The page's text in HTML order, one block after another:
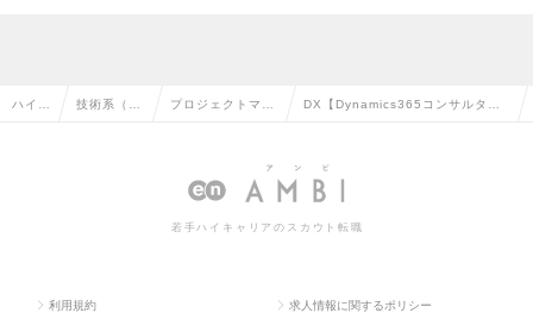
ハイク 技術系（I プロジェクトマネ
オープン系）の転
DX【Dynamics365コンサルタン
マネジメント（Mgrクラス）の求人
若手ハイキャリアのスカウト転職
利用規約 求人情報に関するポリシー